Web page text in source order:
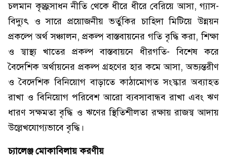
চলমান কৃচ্ছ্রসাধন নীতি থেকে ধীরে ধীরে বেরিয়ে আসা, গ্যাস-
বিদ্যুৎ ও সারে প্রয়োজনীয় ভর্তুকির চাহিদা মিটিয়ে উন্নয়ন
প্রকল্পে অর্থ সঞ্চালন, প্রকল্প বাস্তবায়নের গতি বৃদ্ধি করা, শিক্ষা
ও স্বাস্থ্য খাতের প্রকল্প বাস্তবায়নে ধীরগতি- বিশেষ করে
বৈদেশিক অর্থায়নের প্রকল্প গ্রহণের হার কমে আসা, অভ্যন্তরীণ
ও বৈদেশিক বিনিয়োগ বাড়াতে কাঠামোগত সংস্কার অব্যাহত
রাখা ও বিনিয়োগ পরিবেশ আরো ব্যবসাবান্ধব রাখা এবং ঋণ
ধারণ সক্ষমতা বৃদ্ধি ও ঋণের স্থিতিশীলতা রক্ষায় রাজস্ব আদায়
উল্লেখযোগ্যভাবে বৃদ্ধি।
চ্যালেঞ্জ মোকাবিলায় করণীয়